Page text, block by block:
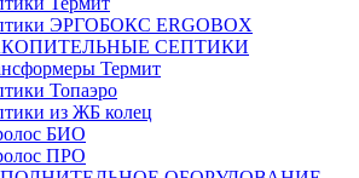
ЭРГОБОКС ERGOBOX
СЕПТИКИ
Термит
Топаэро
из ЖБ колец
БИО
ПРО